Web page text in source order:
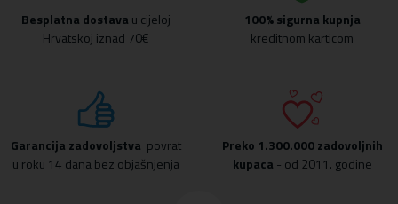
Besplatna dostava u cijeloj
Hrvatskoj iznad 70€
100% sigurna kupnja
kreditnom karticom
Garancija zadovoljstva povrat
u roku 14 dana bez objašnjenja
Preko 1.300.000 zadovoljnih
kupaca - od 2011. godine